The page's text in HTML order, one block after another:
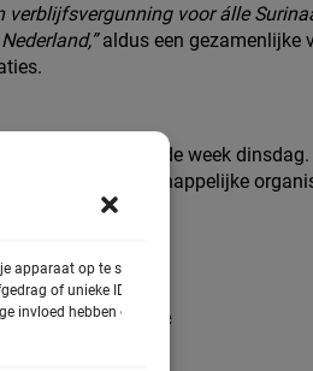
apparaat op te slaan
of unieke ID's op
invloed hebben op
verblijfsvergunning voor álle
aldus een gezamenlijke
is volgende week
betrokken maatschappelijke
uit zal voeren.